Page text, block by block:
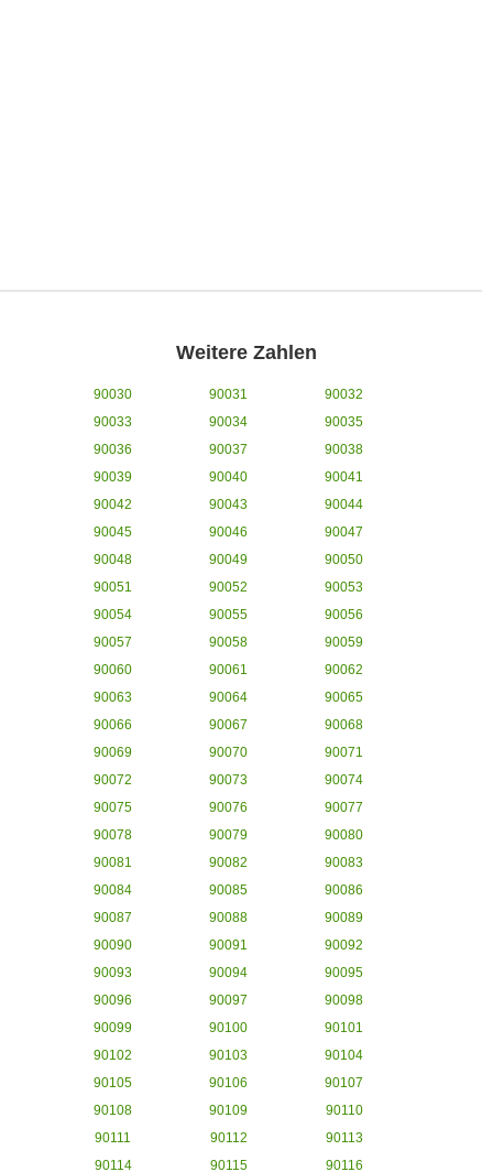
Weitere Zahlen
90030 90031
90032
90033
90034
90035
90036
90037
90038
90039
90040
90041
90042
90043
90044
90045
90046
90047
90048
90049
90050
90051
90052
90053
90054
90055
90056
90057
90058
90059
90060
90061
90062
90063
90064
90065
90066
90067
90068
90069
90070
90071
90072
90073
90074
90075
90076
90077
90078
90079
90080
90081
90082
90083
90084
90085
90086
90087
90088
90089
90090
90091
90092
90093
90094
90095
90096
90097
90098
90099
90100
90101
90102
90103
90104
90105
90106
90107
90108
90109
90110
90111
90112
90113
90114
90115 90116